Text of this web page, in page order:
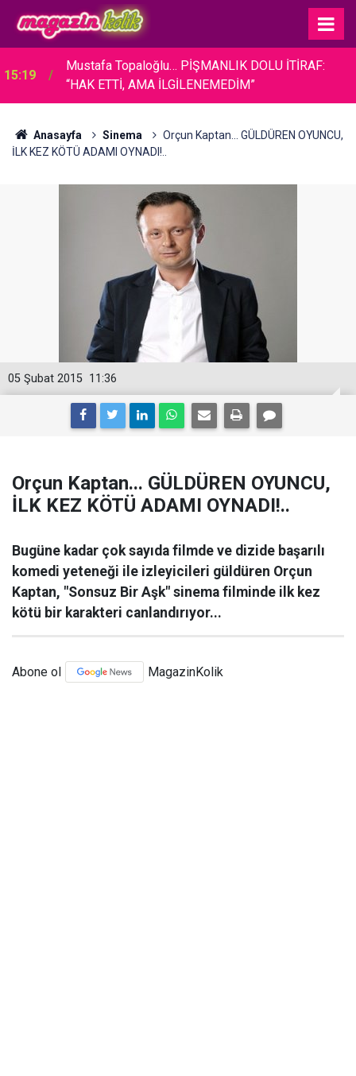
15:19
Mustafa Topaloğlu… PİŞMANLIK DOLU İTİRAF:
“HAK ETTİ, AMA İLGİLENEMEDİM”
Anasayfa Sinema
Orçun Kaptan... GÜLDÜREN OYUNCU,
İLK KEZ KÖTÜ ADAMI OYNADI!..
11:36
05 Şubat 2015
Orçun Kaptan... GÜLDÜREN OYUNCU,
İLK KEZ KÖTÜ ADAMI OYNADI!..
Bugüne kadar çok sayıda filmde ve dizide başarılı
komedi yeteneği ile izleyicileri güldüren Orçun
Kaptan, "Sonsuz Bir Aşk" sinema filminde ilk kez
kötü bir karakteri canlandırıyor...
Abone ol MagazinKolik